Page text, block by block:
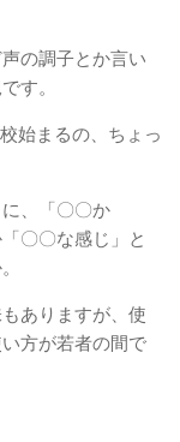
の調子とか言い
す。
始まるの、ちょっ
、「〇〇か
〇〇な感じ」と
ありますが、使
方が若者の間で